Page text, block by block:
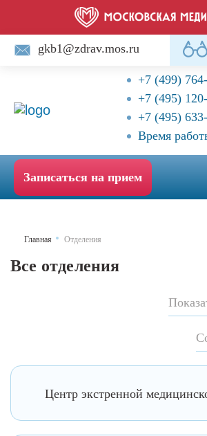
gkb1@zdrav.mos.ru
+7 (499)
+7 (495)
+7 (495)
Время
Записаться на прием
Главная Отделения
Все отделения
Центр экстренной